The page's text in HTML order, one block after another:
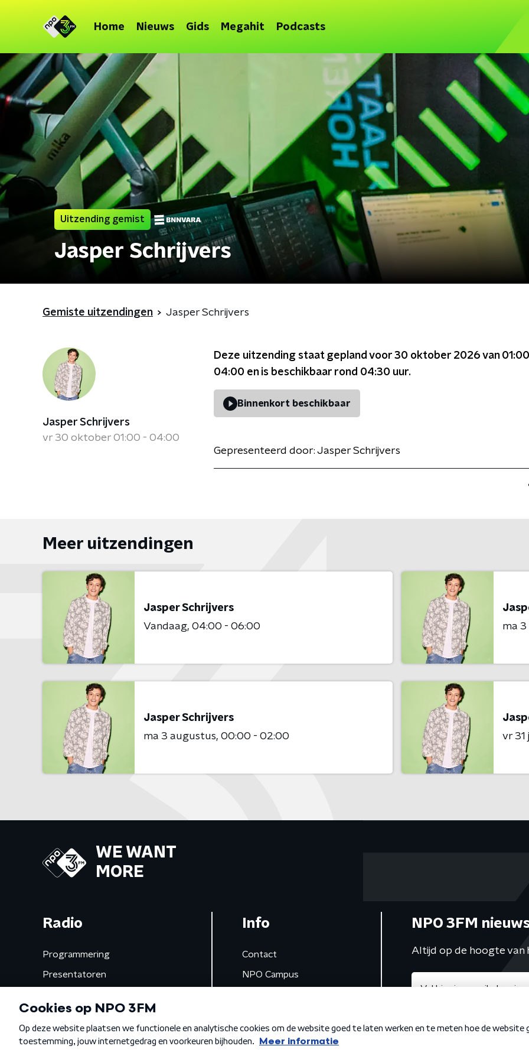
Home Nieuws Gids Megahit Podcasts
Uitzending gemist
Jasper Schrijvers
Gemiste uitzendingen Jasper Schrijvers
Jasper Schrijvers
vr 30 oktober 01:00 - 04:00
Deze uitzending staat gepland voor 30 oktober 2026 van
04:00 en is beschikbaar rond 04:30 uur.
Binnenkort beschikbaar
Gepresenteerd door: Jasper Schrijvers
Meer uitzendingen
Jasper Schrijvers
Vandaag 04:00 - 06:00
ma
Jasper Schrijvers
ma 3 augustus 00:00 - 02:00
vr 31
WE WANT
MORE
Radio
Programmering
Presentatoren
Gemist
Info
Contact
NPO Campus
NPO 3FM
Altijd op de hoogte van
Algemene voorwaarden Privacybeleid